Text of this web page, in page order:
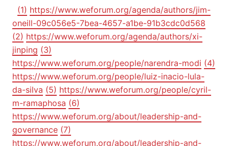
(1) https://www.weforum.org/agenda/authors/jim-
oneill-09c056e5-7bea-4657-a1be-91b3cdc0d568
(2) https://www.weforum.org/agenda/authors/xi-
jinping (3)
https://www.weforum.org/people/narendra-modi (4)
https://www.weforum.org/people/luiz-inacio-lula-
da-silva (5) https://www.weforum.org/people/cyril-
m-ramaphosa (6)
https://www.weforum.org/about/leadership-and-
governance (7)
https://www.weforum.org/about/leadership-and-